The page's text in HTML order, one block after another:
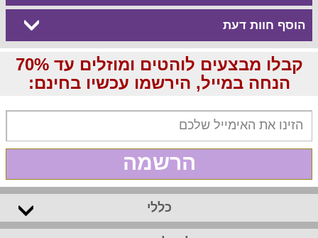
הוסף חוות דעת
קבלו מבצעים לוהטים ומוזלים עד 70%
הנחה במייל, הירשמו עכשיו בחינם:
הרשמה
כללי